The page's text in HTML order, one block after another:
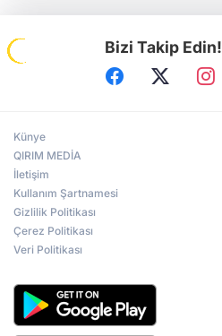
Bizi Takip Edin!
Künye
QIRIM MEDİA
İletişim
Kullanım Şartnamesi
Gizlilik Politikası
Çerez Politikası
Veri Politikası